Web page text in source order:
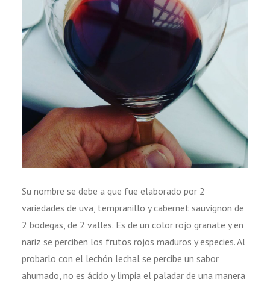
Su nombre se debe a que fue elaborado por 2
variedades de uva, tempranillo y cabernet sauvignon de
2 bodegas, de 2 valles. Es de un color rojo granate y en
nariz se perciben los frutos rojos maduros y especies. Al
probarlo con el lechón lechal se percibe un sabor
ahumado, no es ácido y limpia el paladar de una manera